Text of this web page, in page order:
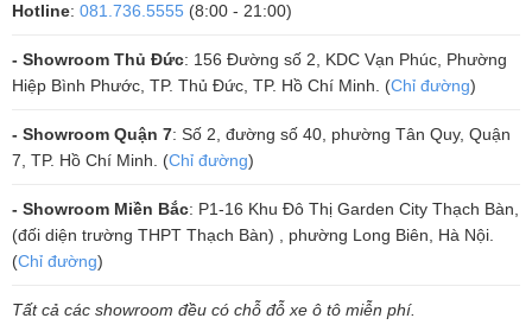
suất với những âm thanh rõ ràng, trầm lắng.
Hệ thống ghép nối ổn định
Vì là micro có dây cho nên không cần quan tâm đến buổi tiệc sẽ bị
gián đoạn nếu hết pin giữa chừng. Và dòng mic này luôn là một trong
những ưu tiên hàng đầu cho các buổi hội nghị, thoại đàm với quy mô
tráng vì kết nối có dây đảm bảo an toàn.
Bên cạnh đó micro có dây Vina KTV VN-939 dễ dàng ghép nối với các
cũng mang đến sự tiện lợi nhất cho chương trình của bạn.
Hotline: 081.736.5555 (8:00 - 21:00)
- Showroom Thủ Đức: 156 Đường số 2, KDC Vạn Phúc, Phường
Hiệp Bình Phước, TP. Thủ Đức, TP. Hồ Chí Minh. (Chỉ đường)
- Showroom Quận 7: Số 2, đường số 40, phường Tân Quy, Quận
7, TP. Hồ Chí Minh. (Chỉ đường)
- Showroom Miền Bắc: P1-16 Khu Đô Thị Garden City Thạch Bàn,
(đối diện trường THPT Thạch Bàn) , phường Long Biên, Hà Nội.
(Chỉ đường)
Tất cả các showroom đều có chỗ đỗ xe ô tô miễn phí.